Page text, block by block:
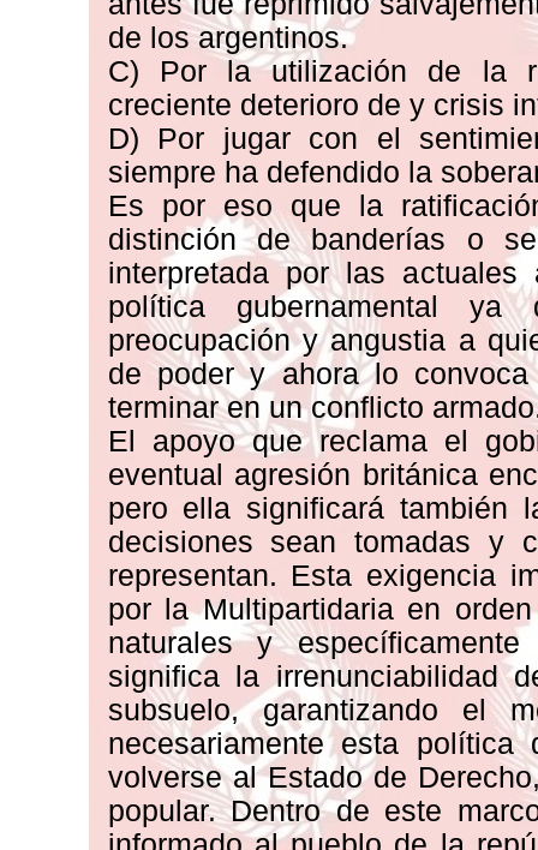
de los argentinos.
C) Por la utilización de la
creciente deterioro de y crisis
D) Por jugar con el
siempre ha defendido la
Es por eso que la
distinción de banderías o
interpretada por las
política gubernamental
preocupación y angustia a
de poder y ahora lo
terminar en un conflicto
El apoyo que reclama el
eventual agresión británica
pero ella significará también
decisiones sean tomadas y
representan. Esta exigencia
por la Multipartidaria en
naturales y
significa la irrenunciabilidad
subsuelo, garantizando el
necesariamente esta
volverse al Estado de
popular. Dentro de este